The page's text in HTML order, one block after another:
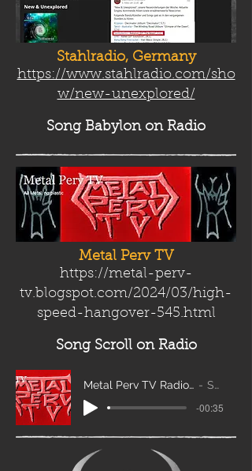
Stahlradio, Germany
https://www.stahlradio.com/sho
w/new-unexplored/
Song Babylonon Radio
Metal Perv TV
https://metal-perv-
tv.blogspot.com/2024/03/high-
speed-hangover-545.html
Song Scrollon Radio
Metal Perv TV Radio Scroll_edit2 Sanity
-00:35